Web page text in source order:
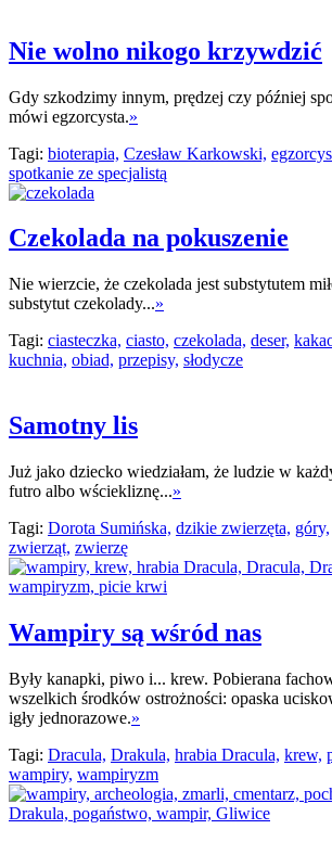
Nie wolno nikogo krzywdzić
Gdy szkodzimy innym, prędzej czy później
mówi egzorcysta.»
Tagi: bioterapia, Czesław Karkowski,
spotkanie ze specjalistą
Czekolada na pokuszenie
Nie wierzcie, że czekolada jest substytutem
substytut czekolady...»
Tagi: ciasteczka, ciasto, czekolada, deser,
kuchnia, obiad, przepisy, słodycze
Samotny lis
Już jako dziecko wiedziałam, że ludzie w
futro albo wściekliznę...»
Tagi: Dorota Sumińska, dzikie zwierzęta, góry,
zwierząt, zwierzę
Wampiry są wśród nas
Były kanapki, piwo i... krew. Pobierana
wszelkich środków ostrożności: opaska
igły jednorazowe.»
Tagi: Dracula, Drakula, hrabia Dracula, krew,
wampiry, wampiryzm